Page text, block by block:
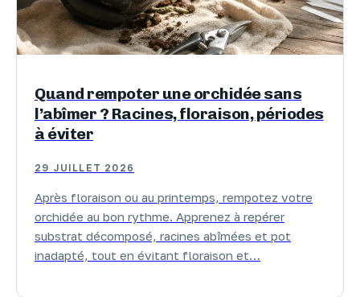
Quand rempoter une orchidée sans
l’abîmer ? Racines, floraison, périodes
à éviter
29 JUILLET 2026
Après floraison ou au printemps, rempotez votre
orchidée au bon rythme. Apprenez à repérer
substrat décomposé, racines abîmées et pot
inadapté, tout en évitant floraison et…